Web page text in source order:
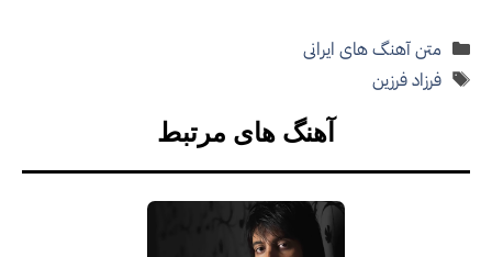
دسته‌ها
متن آهنگ های ایرانی
برچسب‌ها
فرزاد فرزین
آهنگ های مرتبط